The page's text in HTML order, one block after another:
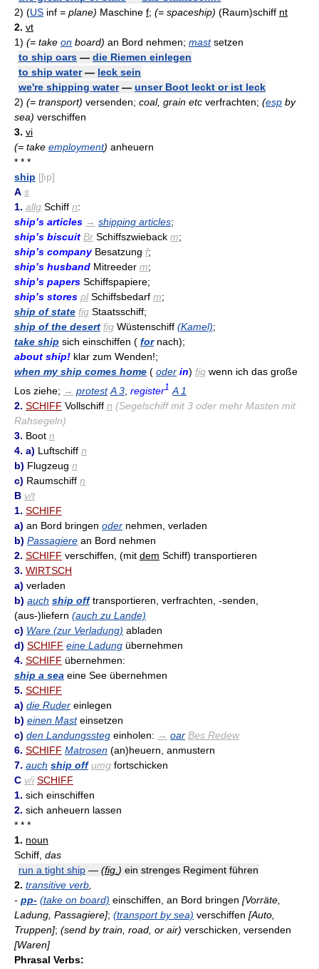
2) (US inf = plane) Maschine f; (= spaceship) (Raum)schiff nt
2. vt
1) (= take on board) an Bord nehmen; mastsetzen
to ship oars — die Riemen einlegen
to ship water— leck sein
we're shipping water— unser Boot leckt or ist leck
2) (= transport) versenden; coal, grain etc verfrachten; (esp by
sea) verschiffen
3. vi
(= take employment) anheuern
* * *
ship [ʃıp]
A s
1. allg Schiff n:
ship’s articles → shipping articles;
ship’s biscuit Br Schiffszwieback m;
ship’s companyBesatzung f;
ship’s husband Mitreeder m;
ship’s papers Schiffspapiere;
ship’s stores plSchiffsbedarf m;
ship of state fig Staatsschiff;
ship of the desert fig Wüstenschiff (Kamel);
take ship sich einschiffen ( fornach);
about ship! klar zum Wenden!;
when my ship comes home ( oder in) fig wenn ich das große
Los ziehe; → protest A 3 register1 A 1
2. SCHIFF Vollschiff n (Segelschiff mit 3 oder mehr Masten mit
Rahsegeln)
3. Boot n
4. a) Luftschiff n
b) Flugzeug n
c) Raumschiff n
B v/t
1. SCHIFF
a) an Bord bringen oder nehmen, verladen
b) Passagiere an Bord nehmen
2. SCHIFF verschiffen, (mit dem Schiff) transportieren
3. WIRTSCH
a) verladen
b) auch ship offtransportieren, verfrachten, -senden,
(aus-)liefern (auch zu Lande)
c) Ware (zur Verladung) abladen
d) SCHIFF eine Ladung übernehmen
4. SCHIFF übernehmen:
ship a sea eine See übernehmen
5. SCHIFF
a) die Ruder einlegen
b) einen Masteinsetzen
c) den Landungssteg einholen: → oar Bes Redew
6. SCHIFF Matrosen (an)heuern, anmustern
7. auch ship off umg fortschicken
C v/i SCHIFF
1. sich einschiffen
2. sich anheuern lassen
* * *
1. noun
Schiff, das
run a tight ship — (fig. ) ein strenges Regiment führen
2. transitive verb
- pp- (take on board) einschiffen, an Bord bringen [Vorräte,
Ladung, Passagiere]; (transport by sea) verschiffen [Auto,
Truppen]; (send by train, road, or air) verschicken, versenden
[Waren]
Phrasal Verbs: